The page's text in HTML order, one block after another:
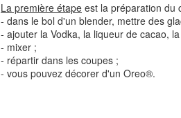
La première étape est la préparation du
- dans le bol d'un blender, mettre des
- ajouter la Vodka, la liqueur de cacao,
- mixer ;
- répartir dans les coupes ;
- vous pouvez décorer d'un Oreo®.
4